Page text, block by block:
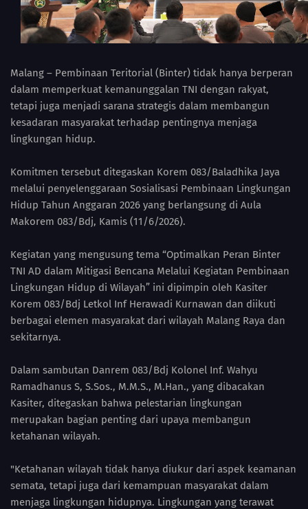
Malang – Pembinaan Teritorial (Binter) tidak hanya berperan
dalam memperkuat kemanunggalan TNI dengan rakyat,
tetapi juga menjadi sarana strategis dalam membangun
kesadaran masyarakat terhadap pentingnya menjaga
lingkungan hidup.
Komitmen tersebut ditegaskan Korem 083/Baladhika Jaya
melalui penyelenggaraan Sosialisasi Pembinaan Lingkungan
Hidup Tahun Anggaran 2026 yang berlangsung di Aula
Makorem 083/Bdj, Kamis (11/6/2026).
Kegiatan yang mengusung tema “Optimalkan Peran Binter
TNI AD dalam Mitigasi Bencana Melalui Kegiatan Pembinaan
Lingkungan Hidup di Wilayah” ini dipimpin oleh Kasiter
Korem 083/Bdj Letkol Inf Herawadi Kurnawan dan diikuti
berbagai elemen masyarakat dari wilayah Malang Raya dan
sekitarnya.
Dalam sambutan Danrem 083/Bdj Kolonel Inf. Wahyu
Ramadhanus S, S.Sos., M.M.S., M.Han., yang dibacakan
Kasiter, ditegaskan bahwa pelestarian lingkungan
merupakan bagian penting dari upaya membangun
ketahanan wilayah.
"Ketahanan wilayah tidak hanya diukur dari aspek keamanan
semata, tetapi juga dari kemampuan masyarakat dalam
menjaga lingkungan hidupnya. Lingkungan yang terawat